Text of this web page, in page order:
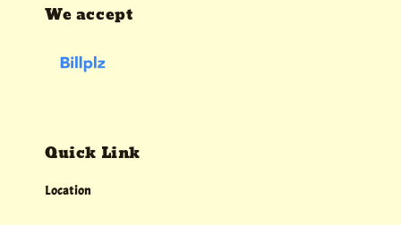
We accept
Quick Link
Location